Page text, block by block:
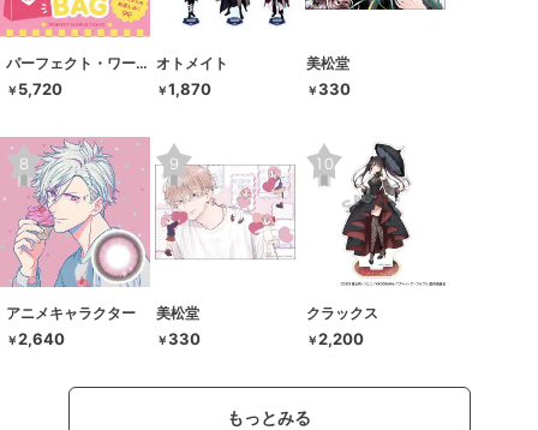
パーフェクト・ワールド・トーキョー
￥ 5,720
オトメイト
￥1,870
美松堂
￥330
アニメキャラクター
￥2,640
美松堂
￥330
クラックス
￥2,200
もっとみる